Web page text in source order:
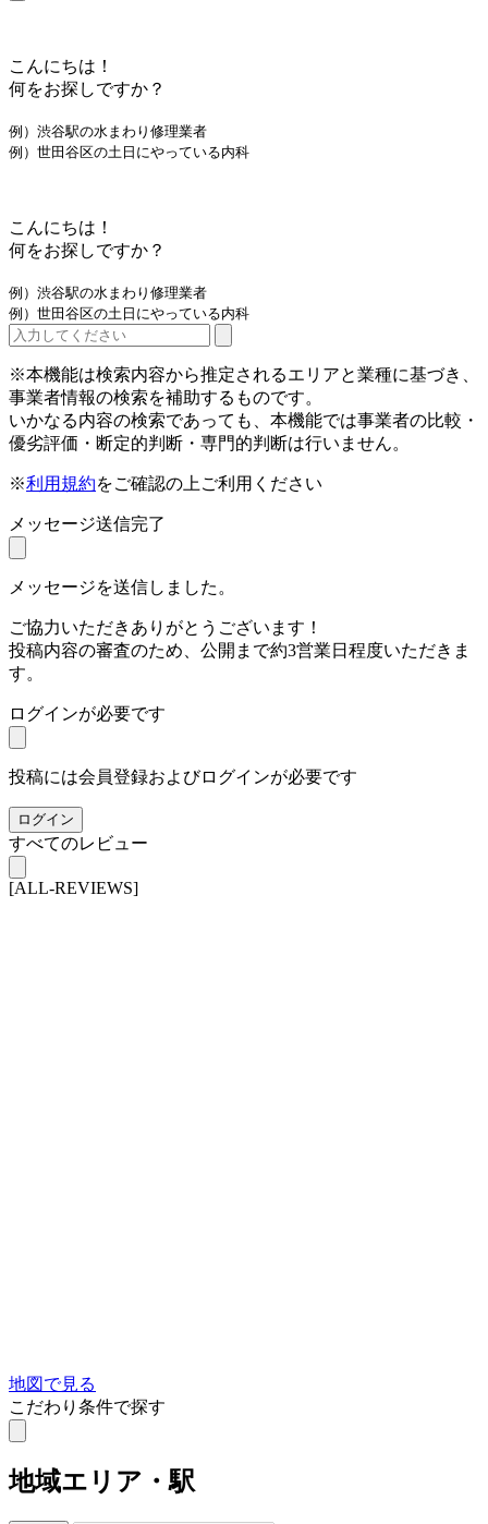
こんにちは！
何をお探しですか？
例）渋谷駅の水まわり修理業者
例）世田谷区の土日にやっている内科
こんにちは！
何をお探しですか？
例）渋谷駅の水まわり修理業者
例）世田谷区の土日にやっている内科
※本機能は検索内容から推定されるエリアと業種に基づき、
事業者情報の検索を補助するものです。
いかなる内容の検索であっても、本機能では事業者の比較・
優劣評価・断定的判断・専門的判断は行いません。
※利用規約をご確認の上ご利用ください
メッセージ送信完了
メッセージを送信しました。
ご協力いただきありがとうございます！
投稿内容の審査のため、公開まで約3営業日程度いただきま
す。
ログインが必要です
投稿には会員登録およびログインが必要です
ログイン
すべてのレビュー
[ALL-REVIEWS]
地図で見る
こだわり条件で探す
地域エリア・駅